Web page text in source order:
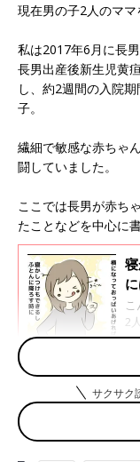
現在男の子2人のママ
私は2017年6月に長
長男出産後新生児黄
し、約2週間の入院
子。
繊細で敏感な赤ちゃ
闘していました。
ここでは長男が赤ち
たことなどを中心に
2
男
児
ち
代
第6話は夜間断乳を実
サクサク